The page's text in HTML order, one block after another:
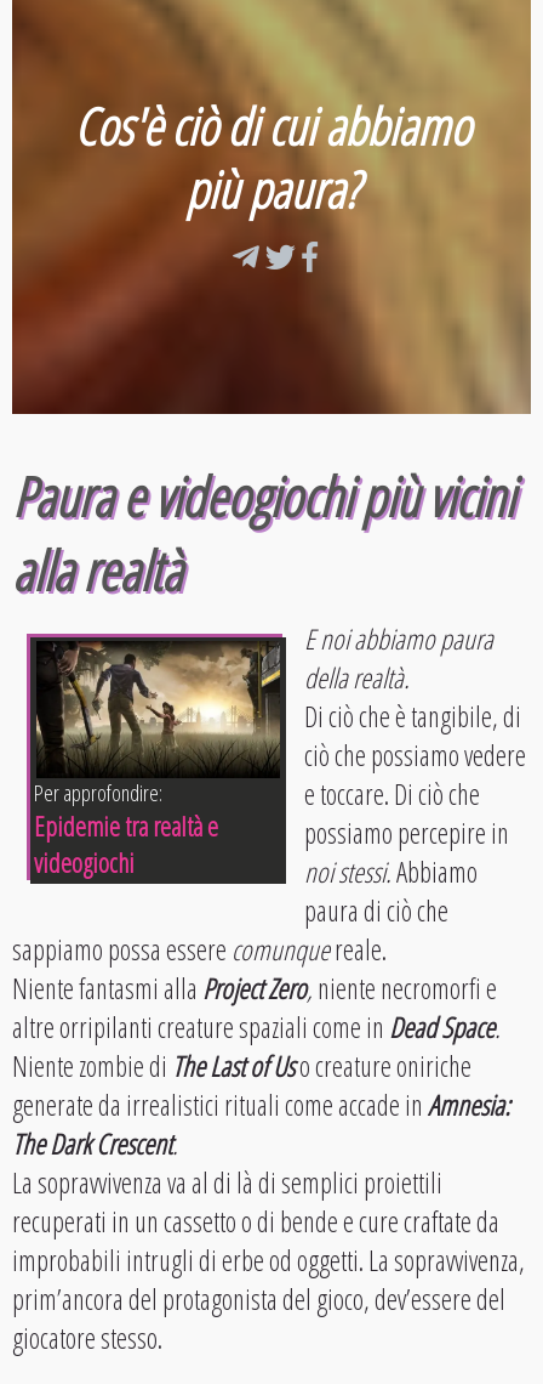
Cos'è ciò di cui abbiamo
più paura?
Paura e videogiochi più vicini
alla realtà
Per approfondire:
Epidemie tra realtà e
videogiochi
E noi abbiamo paura
della realtà.
Di ciò che è tangibile, di
ciò che possiamo vedere
e toccare. Di ciò che
possiamo percepire in
noi stessi.Abbiamo
paura di ciò che
sappiamo possa essere comunquereale.
Niente fantasmi alla Project Zero,niente necromorfi e
altre orripilanti creature spaziali come in Dead Space.
Niente zombie di The Last of Uso creature oniriche
generate da irrealistici rituali come accade inAmnesia:
The Dark Crescent.
La sopravvivenza va al di là di semplici proiettili
recuperati in un cassetto o di bende e cure craftate da
improbabili intrugli di erbe od oggetti. La sopravvivenza,
prim’ancora del protagonista del gioco, dev’essere del
giocatore stesso.